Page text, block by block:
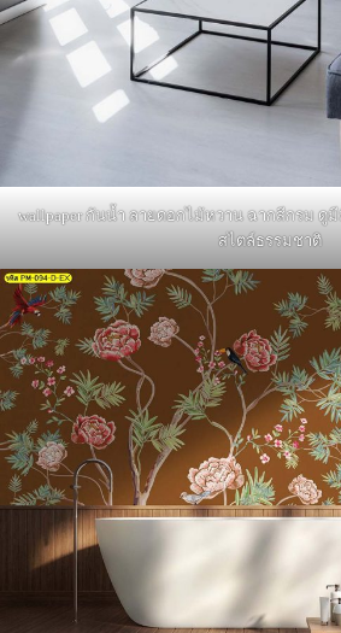
wallpaper กันน้ำ ลายดอกไม้หวาน ฉากสีกรม ดู
สไตล์ธรรมชาติ